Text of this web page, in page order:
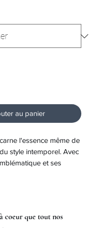
au panier
l'essence même de
style intemporel. Avec
et ses
exceptionnel à
coeur que tout nos